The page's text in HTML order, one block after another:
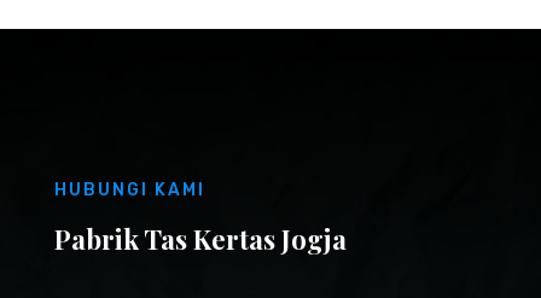
HUBUNGI KAMI
Pabrik Tas Kertas Jogja